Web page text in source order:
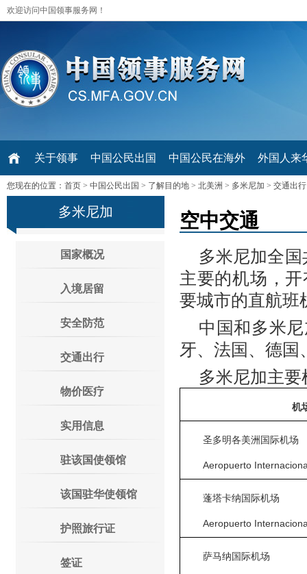
欢迎访问中国领事服务网！
关于领事 中国公民出国 中国公民在海外 外国人来
您现在的位置： 首页 > 中国公民出国 > 了解目的地 > 北美洲 > 多米尼加 > 交通出行
多米尼加
国家概况
入境居留
安全防范
交通出行
物价医疗
实用信息
驻该国使领馆
该国驻华使领馆
护照旅行证
签证
空中交通
多米尼加全
主要的机场，
要城市的直航班
中国和多米
牙、法国、德国
多米尼加主要
机
圣多明各美洲国际机场
Aeropuerto
蓬塔卡纳国际机场
Aeropuerto
萨马纳国际机场